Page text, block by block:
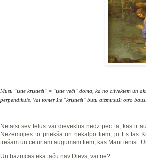
Mūsu "īstie kristieši" = "īstie veči" domā, ka no cilvēkiem un
perpendikuls. Vai tomēr šie "kristieši" būtu aizmirsuši otro
Netaisi sev tēlus vai dievekļus nedz pēc tā, kas ir
Nezemojies to priekšā un nekalpo tiem, jo Es tas
trešam un ceturtam augumam tiem, kas Mani ienīst.
Un baznīcas ēka taču nav Dievs, vai ne?